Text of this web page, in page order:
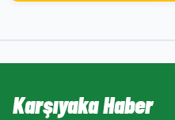
Karşıyaka Haber